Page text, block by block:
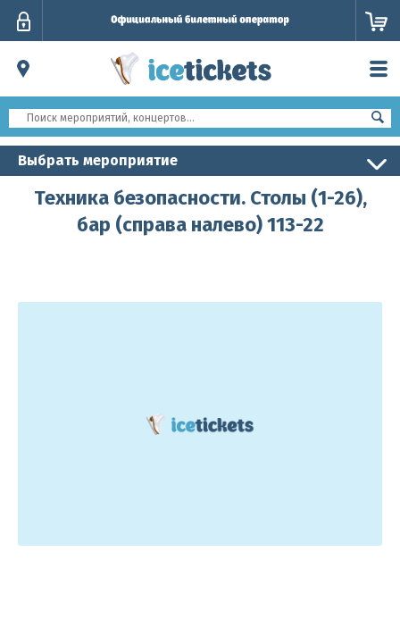
Выбрать мероприятие
Техника безопасности. Столы (1-26),
бар (справа налево) 113-22